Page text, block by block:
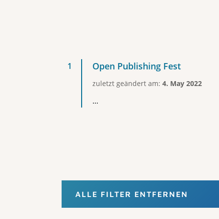
Open Publishing Fest
zuletzt geändert am: 4. May 2022
...
ALLE FILTER ENTFERNEN